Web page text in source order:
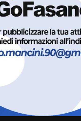
Laureto
La magia del
assoluta de
Belvedere. Il
6 Agosto 2026 06:15
“I Contestatori:
Rivoluzione”: nuovo
appuntamento con